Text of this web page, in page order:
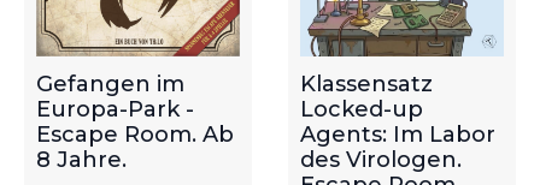
Gefangen im
Europa-Park -
Escape Room. Ab
8 Jahre.
Klassensatz
Locked-up
Agents: Im Labor
des Virologen.